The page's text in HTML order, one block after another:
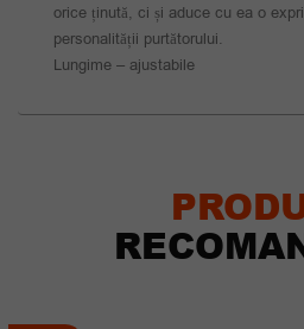
orice ținută, ci și aduce cu ea o
personalității purtătorului.
Lungime – ajustabile